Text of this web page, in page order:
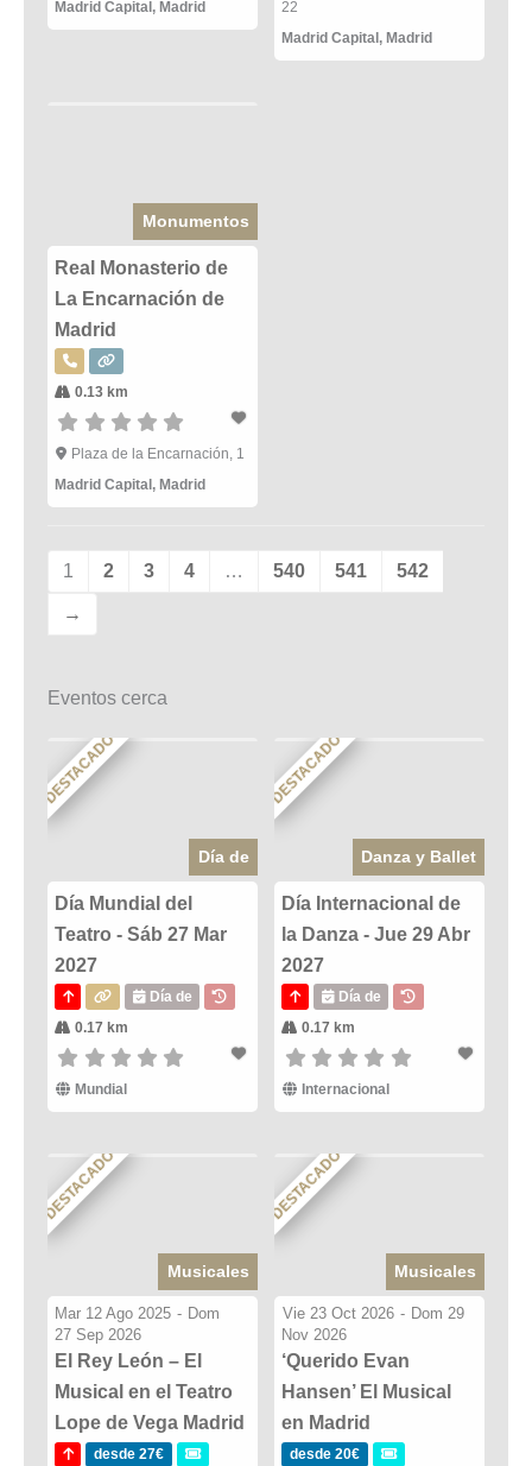
Madrid Capital , Madrid
22
Madrid Capital , Madrid
Monumentos
Real Monasterio de
La Encarnación de
Madrid
0.13 km
Plaza de la Encarnación, 1
Madrid Capital, Madrid
1 2 3 4 … 540 541 542
→
Eventos cerca
DESTACADO
Día de
Día Mundial del
Teatro - Sáb 27 Mar
2027
Día de
0.17 km
Mundial
DESTACADO
Danza y Ballet
Día Internacional de
la Danza - Jue 29 Abr
2027
Día de
0.17 km
Internacional
DESTACADO
Musicales
Mar 12 Ago 2025 - Dom
27 Sep 2026
El Rey León – El
Musical en el Teatro
Lope de Vega Madrid
desde 27€
DESTACADO
Musicales
Vie 23 Oct 2026 - Dom 29
Nov 2026
‘Querido Evan
Hansen’ El Musical
en Madrid
desde 20€